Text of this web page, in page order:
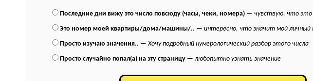
Последние дни вижу это число повсюду (часы, чеки, номера) —чувствую, что это
Это номер моей квартиры/дома/машины/.. —интересно, что значит мой личный
Просто изучаю значения.. —Хочу подробный нумерологический разбор этого числа
Просто случайно попал(а) на эту страницу —любопытно узнать значение